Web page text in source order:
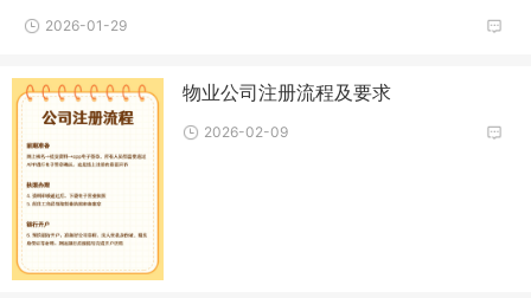
2026-01-29
物业公司注册流程及要求
2026-02-09